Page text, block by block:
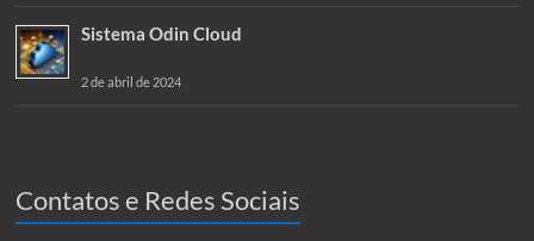
Sistema Odin Cloud
2 de abril de 2024
Contatos e Redes Sociais